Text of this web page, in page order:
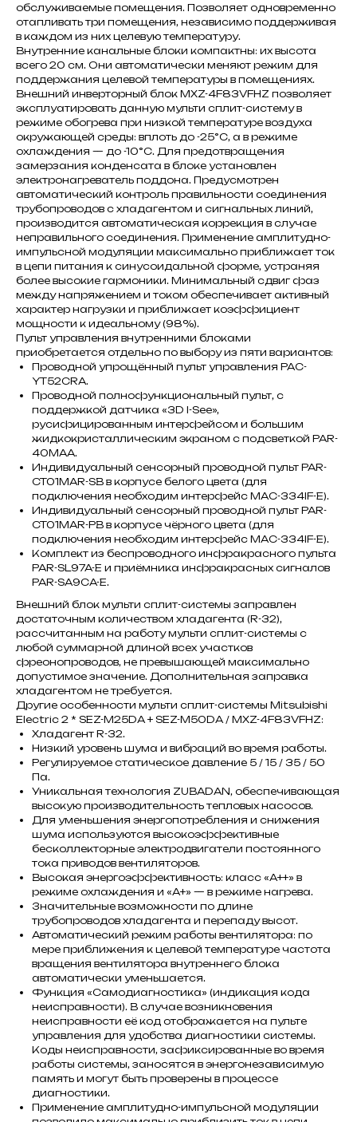
обслуживаемые помещения. Позволяет одновременно
отапливать три помещения, независимо поддерживая
в каждом из них целевую температуру.
Внутренние канальные блоки компактны: их высота
всего 20 см. Они автоматически меняют режим для
поддержания целевой температуры в помещениях.
Внешний инверторный блок MXZ-4F83VFHZ позволяет
эксплуатировать данную мульти сплит-систему в
режиме обогрева при низкой температуре воздуха
окружающей среды: вплоть до -25°С, а в режиме
охлаждения — до -10°С. Для предотвращения
замерзания конденсата в блоке установлен
электронагреватель поддона. Предусмотрен
автоматический контроль правильности соединения
трубопроводов с хладагентом и сигнальных линий,
производится автоматическая коррекция в случае
неправильного соединения. Применение амплитудно-
импульсной модуляции максимально приближает ток
в цепи питания к синусоидальной форме, устраняя
более высокие гармоники. Минимальный сдвиг фаз
между напряжением и током обеспечивает активный
характер нагрузки и приближает коэффициент
мощности к идеальному (98%).
Пульт управления внутренними блоками
приобретается отдельно по выбору из пяти вариантов:
Проводной упрощённый пульт управления PAC-
YT52CRA.
Проводной полнофункциональный пульт, с
поддержкой датчика «3D I-See»,
русифицированным интерфейсом и большим
жидкокристаллическим экраном с подсветкой PAR-
40MAA.
Индивидуальный сенсорный проводной пульт PAR-
CT01MAR-SB в корпусе белого цвета (для
подключения необходим интерфейс MAC-334IF-E).
Индивидуальный сенсорный проводной пульт PAR-
CT01MAR-PB в корпусе чёрного цвета (для
подключения необходим интерфейс MAC-334IF-E).
Комплект из беспроводного инфракрасного пульта
PAR-SL97A-E и приёмника инфракрасных сигналов
PAR-SA9CA-E.
Внешний блок мульти сплит-системы заправлен
достаточным количеством хладагента (R-32),
рассчитанным на работу мульти сплит-системы с
любой суммарной длиной всех участков
фреонопроводов, не превышающей максимально
допустимое значение. Дополнительная заправка
хладагентом не требуется.
Другие особенности мульти сплит-системы Mitsubishi
Electric 2 * SEZ-M25DA + SEZ-M50DA / MXZ-4F83VFHZ:
Хладагент R-32.
Низкий уровень шума и вибраций во время работы.
Регулируемое статическое давление 5 / 15 / 35 / 50
Па.
Уникальная технология ZUBADAN, обеспечивающая
высокую производительность тепловых насосов.
Для уменьшения энергопотребления и снижения
шума используются высокоэффективные
бесколлекторные электродвигатели постоянного
тока приводов вентиляторов.
Высокая энергоэффективность: класс «А++» в
режиме охлаждения и «А+» — в режиме нагрева.
Значительные возможности по длине
трубопроводов хладагента и перепаду высот.
Автоматический режим работы вентилятора: по
мере приближения к целевой температуре частота
вращения вентилятора внутреннего блока
автоматически уменьшается.
Функция «Самодиагностика» (индикация кода
неисправности). В случае возникновения
неисправности её код отображается на пульте
управления для удобства диагностики системы.
Коды неисправности, зафиксированные во время
работы системы, заносятся в энергонезависимую
память и могут быть проверены в процессе
диагностики.
Применение амплитудно-импульсной модуляции